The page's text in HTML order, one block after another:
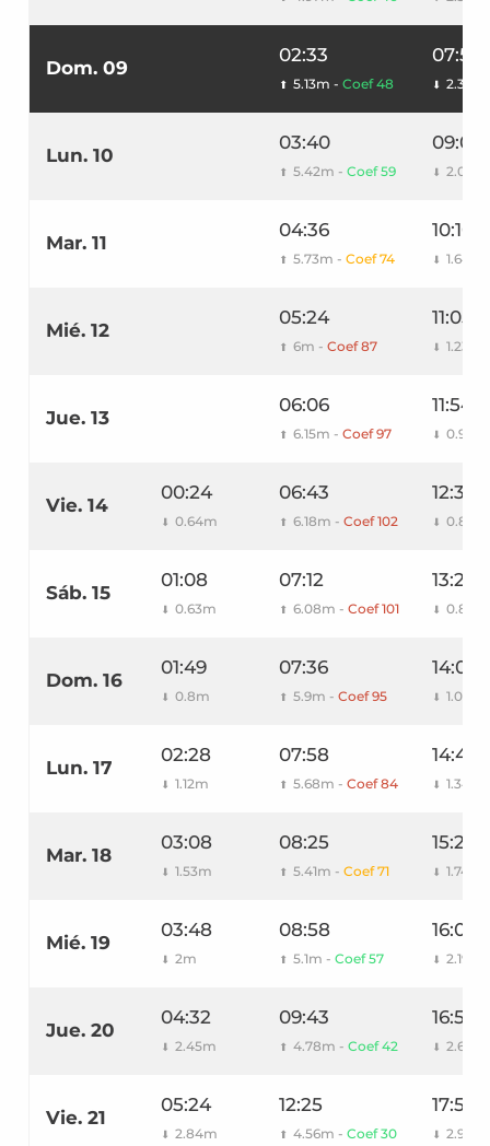
Dom. 09
02:33
⬆ 5.13m - Coef 48
07:51
⬇ 2.35m
Lun. 10
03:40
⬆ 5.42m - Coef 59
09:06
⬇ 2.05m
Mar. 11
04:36
⬆ 5.73m - Coef 74
10:10
⬇ 1.64m
Mié. 12
05:24
⬆ 6m - Coef 87
11:05
⬇ 1.23m
Jue. 13
06:06
⬆ 6.15m - Coef 97
11:54
⬇ 0.94m
Vie. 14
00:24
⬇ 0.64m
06:43
⬆ 6.18m - Coef 102
12:39
⬇ 0.8m
Sáb. 15
01:08
⬇ 0.63m
07:12
⬆ 6.08m - Coef 101
13:22
⬇ 0.83m
Dom. 16
01:49
⬇ 0.8m
07:36
⬆ 5.9m - Coef 95
14:03
⬇ 1.02m
Lun. 17
02:28
⬇ 1.12m
07:58
⬆ 5.68m - Coef 84
14:44
⬇ 1.34m
Mar. 18
03:08
⬇ 1.53m
08:25
⬆ 5.41m - Coef 71
15:25
⬇ 1.74m
Mié. 19
03:48
⬇ 2m
08:58
⬆ 5.1m - Coef 57
16:08
⬇ 2.19m
Jue. 20
04:32
⬇ 2.45m
09:43
⬆ 4.78m - Coef 42
16:57
⬇ 2.61m
Vie. 21
05:24
⬇ 2.84m
12:25
⬆ 4.56m - Coef 30
17:57
⬇ 2.92m